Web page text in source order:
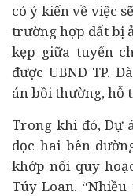
có ý kiến về việc
trường hợp đất bị
kẹp giữa tuyến
được UBND TP.
án bồi thường, hỗ
Trong khi đó, Dự
dọc hai bên
khớp nối quy
Túy Loan.